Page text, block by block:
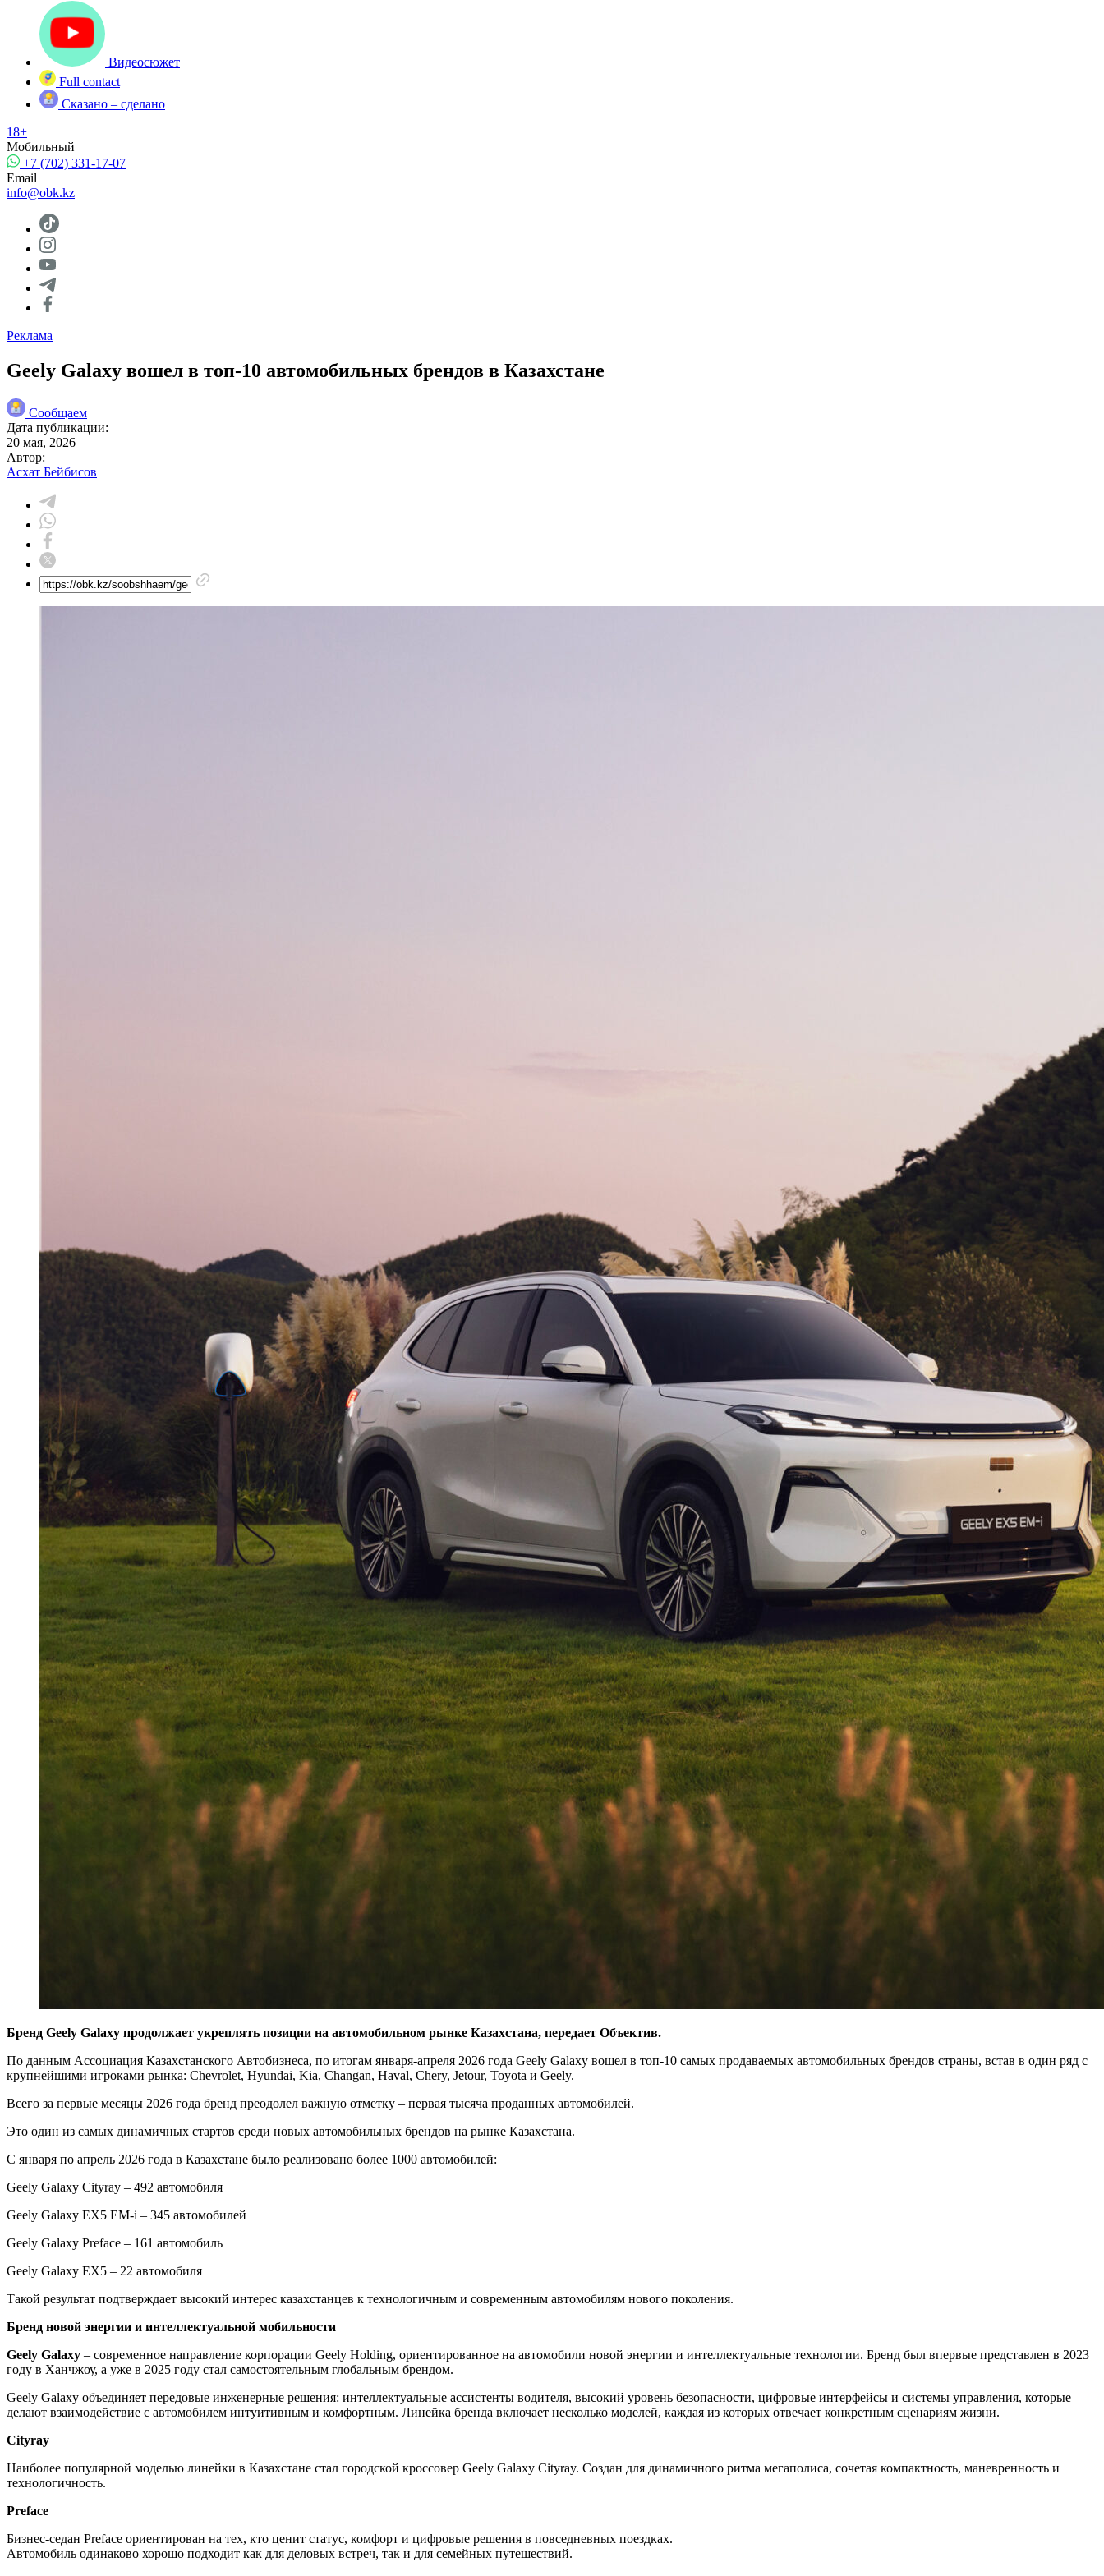
Видеосюжет
Full contact
Сказано – сделано
18+
Мобильный
+7 (702) 331-17-07
Email
info@obk.kz
Реклама
Geely Galaxy вошел в топ-10 автомобильных брендов в Казахстане
Сообщаем
Дата публикации:
20 мая, 2026
Автор:
Асхат Бейбисов
Бренд Geely Galaxy продолжает укреплять позиции на автомобильном рынке Казахстана, передает Объектив.
По данным Ассоциация Казахстанского Автобизнеса, по итогам января-апреля 2026 года Geely Galaxy вошел в топ-10 самых продаваемых автомобильных брендов страны, встав в один ряд с
крупнейшими игроками рынка: Chevrolet, Hyundai, Kia, Changan, Haval, Chery, Jetour, Toyota и Geely.
Всего за первые месяцы 2026 года бренд преодолел важную отметку – первая тысяча проданных автомобилей.
Это один из самых динамичных стартов среди новых автомобильных брендов на рынке Казахстана.
С января по апрель 2026 года в Казахстане было реализовано более 1000 автомобилей:
Geely Galaxy Cityray – 492 автомобиля
Geely Galaxy EX5 EM-i – 345 автомобилей
Geely Galaxy Preface – 161 автомобиль
Geely Galaxy EX5 – 22 автомобиля
Такой результат подтверждает высокий интерес казахстанцев к технологичным и современным автомобилям нового поколения.
Бренд новой энергии и интеллектуальной мобильности
Geely Galaxy – современное направление корпорации Geely Holding, ориентированное на автомобили новой энергии и интеллектуальные технологии. Бренд был впервые представлен в 2023
году в Ханчжоу, а уже в 2025 году стал самостоятельным глобальным брендом.
Geely Galaxy объединяет передовые инженерные решения: интеллектуальные ассистенты водителя, высокий уровень безопасности, цифровые интерфейсы и системы управления, которые
делают взаимодействие с автомобилем интуитивным и комфортным. Линейка бренда включает несколько моделей, каждая из которых отвечает конкретным сценариям жизни.
Cityray
Наиболее популярной моделью линейки в Казахстане стал городской кроссовер Geely Galaxy Cityray. Создан для динамичного ритма мегаполиса, сочетая компактность, маневренность и
технологичность.
Preface
Бизнес-седан Preface ориентирован на тех, кто ценит статус, комфорт и цифровые решения в повседневных поездках.
Автомобиль одинаково хорошо подходит как для деловых встреч, так и для семейных путешествий.